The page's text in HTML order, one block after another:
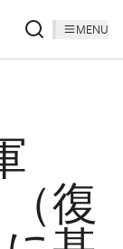
MENU
（復